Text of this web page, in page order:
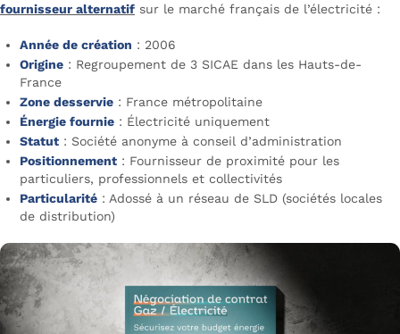
fournisseur alternatif sur le marché français de l’électricité :
Année de création : 2006
Origine : Regroupement de 3 SICAE dans les Hauts-de-
France
Zone desservie : France métropolitaine
Énergie fournie : Électricité uniquement
Statut : Société anonyme à conseil d’administration
Positionnement : Fournisseur de proximité pour les
particuliers, professionnels et collectivités
Particularité : Adossé à un réseau de SLD (sociétés locales
de distribution)